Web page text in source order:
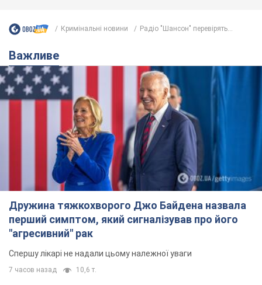
Кримінальні новини Радіо "Шансон" перевірять...
Важливе
Дружина тяжкохворого Джо Байдена назвала
перший симптом, який сигналізував про його
"агресивний" рак
Спершу лікарі не надали цьому належної уваги
7 часов назад 10,6 т.